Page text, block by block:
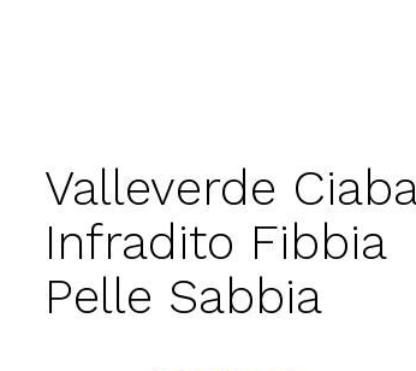
Valleverde
Infradito Fibbia
Pelle Sabbia